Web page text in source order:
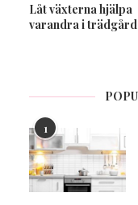
Låt växterna hjälpa
varandra i
1